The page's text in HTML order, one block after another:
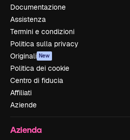
Documentazione
Assistenza
Termini e condizioni
Politica sulla privacy
Originali New
Politica dei cookie
Centro di fiducia
Affiliati
Aziende
Azienda